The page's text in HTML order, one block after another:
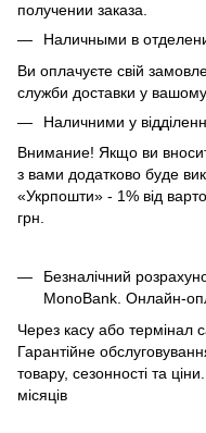
получении заказа.
Наличными в
Ви оплачуєте свій
служби доставки у вашому
Наличними у
Внимание! Якщо ви
з вами додатково буде
«Укрпошти» - 1% від
грн.
Безналічний
MonoBank. Онлайн-
Через касу або термінал
Гарантійне
товару, сезонності та
місяців